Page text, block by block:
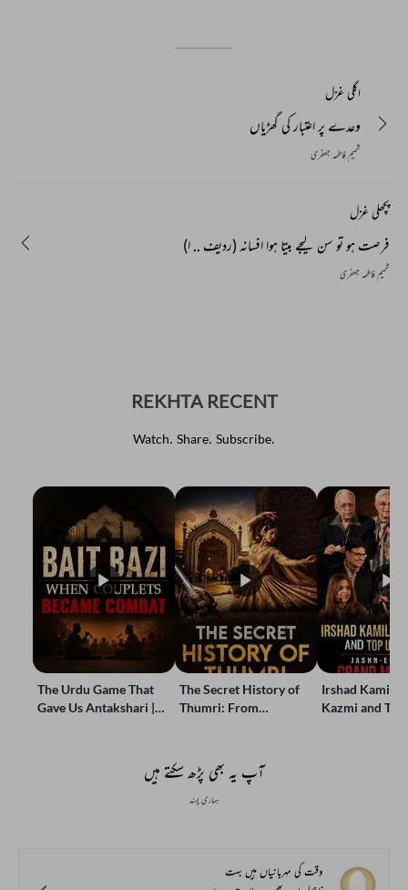
اگلی غزل
وعدے پر اعتبار کی گھڑیاں
شمیم فاطمہ جعفری
پچھلی غزل
فرصت ہو تو سن لیجے بیتا ہوا افسانہ (ردیف .. ا)
شمیم فاطمہ جعفری
REKHTA RECENT
Watch. Share. Subscribe.
The Urdu Game That
Gave Us Antakshari |
The Secret History of
Thumri: From
Irshad Kamil,
Kazmi and
آپ یہ بھی پڑھ سکتے ہیں
ہماری پسند
وقت کی مہربانیاں ہیں بہت